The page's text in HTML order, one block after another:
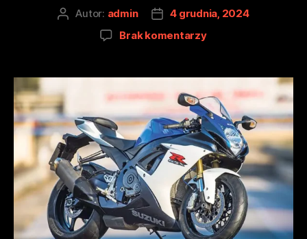
Autor: admin
4 grudnia, 2024
Brak komentarzy